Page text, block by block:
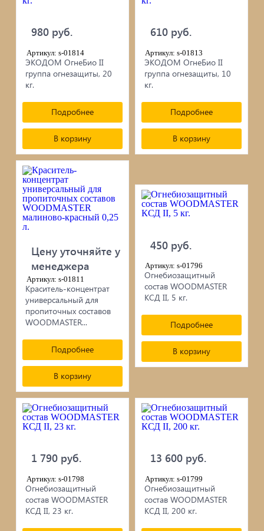
980 руб.
Артикул: s-01814
ЭКОДОМ ОгнеБио II
группа огнезащиты, 20
кг.
Подробнее
В корзину
610 руб.
Артикул: s-01813
ЭКОДОМ ОгнеБио II
группа огнезащиты, 10
кг.
Подробнее
В корзину
Цену уточняйте у
менеджера
Артикул: s-01811
Краситель-концентрат
универсальный для
пропиточных составов
WOODMASTER...
Подробнее
В корзину
450 руб.
Артикул: s-01796
Огнебиозащитный
состав WOODMASTER
КСД II, 5 кг.
Подробнее
В корзину
1 790 руб.
Артикул: s-01798
Огнебиозащитный
состав WOODMASTER
КСД II, 23 кг.
13 600 руб.
Артикул: s-01799
Огнебиозащитный
состав WOODMASTER
КСД II, 200 кг.